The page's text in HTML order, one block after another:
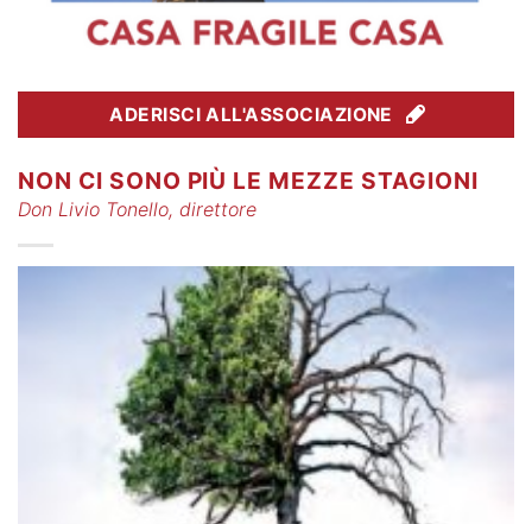
ADERISCI ALL'ASSOCIAZIONE
NON CI SONO PIÙ LE MEZZE STAGIONI
Don Livio Tonello, direttore